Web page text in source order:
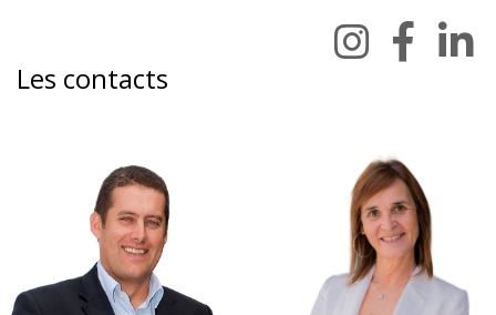
Les contacts